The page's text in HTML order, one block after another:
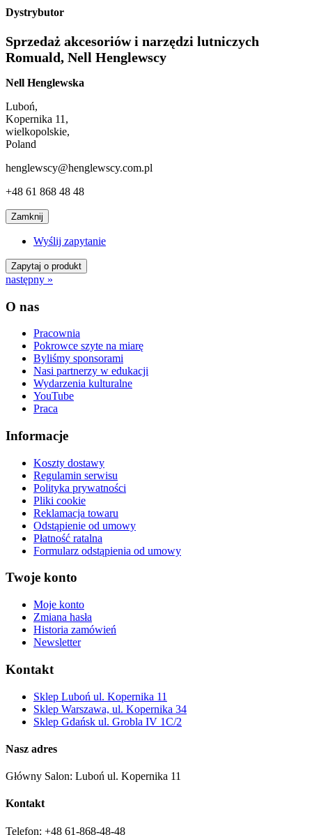
Dystrybutor
Sprzedaż akcesoriów i narzędzi lutniczych
Romuald, Nell Henglewscy
Nell Henglewska
Luboń,
Kopernika 11,
wielkopolskie,
Poland
henglewscy@henglewscy.com.pl
+48 61 868 48 48
Zamknij
Wyślij zapytanie
Zapytaj o produkt
następny »
O nas
Pracownia
Pokrowce szyte na miarę
Byliśmy sponsorami
Nasi partnerzy w edukacji
Wydarzenia kulturalne
YouTube
Praca
Informacje
Koszty dostawy
Regulamin serwisu
Polityka prywatności
Pliki cookie
Reklamacja towaru
Odstąpienie od umowy
Płatność ratalna
Formularz odstąpienia od umowy
Twoje konto
Moje konto
Zmiana hasła
Historia zamówień
Newsletter
Kontakt
Sklep Luboń ul. Kopernika 11
Sklep Warszawa, ul. Kopernika 34
Sklep Gdańsk ul. Grobla IV 1C/2
Nasz adres
Główny Salon: Luboń ul. Kopernika 11
Kontakt
Telefon: +48 61-868-48-48